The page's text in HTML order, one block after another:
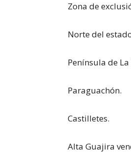
Zona de
Norte del
Península de
Paraguachón.
Castilletes.
Alta Guajira